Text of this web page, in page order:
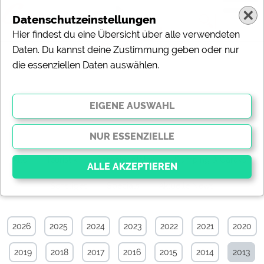
2013
Alle Camping & Caravan
Sonstiges Specials Aktuelle News
2026 2025 2024 2023 2022 2021 2020
2019 2018 2017 2016 2015 2014 2013
Datenschutzeinstellungen
Hier findest du eine Übersicht über alle verwendeten
Daten. Du kannst deine Zustimmung geben oder nur
die essenziellen Daten auswählen.
Essenzielle Cookies ermöglichen grundlegende
Funktionen und sind für die einwandfreie Funktion der
Website dringend erforderlich. Ohne diese Cookies
werden Teile der Websitenicht funktionieren.